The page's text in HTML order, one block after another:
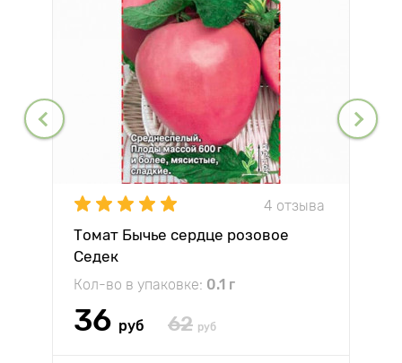
4 отзыва
Томат Бычье сердце розовое
Седек
Кол-во в упаковке: 0.1 г
36 руб 62 руб